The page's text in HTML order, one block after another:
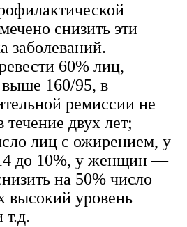
снизить эти
заболеваний.
60% лиц,
160/95, в
ремиссии не
течение двух лет;
лиц с ожирением, у
до 10%, у женщин —
на 50% число
уровень
т.д.